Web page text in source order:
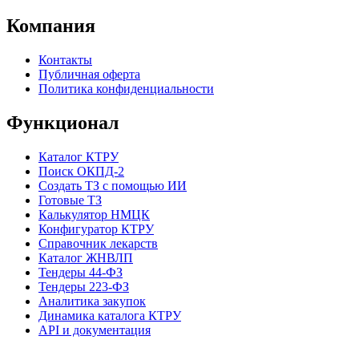
Компания
Контакты
Публичная оферта
Политика конфиденциальности
Функционал
Каталог КТРУ
Поиск ОКПД-2
Создать ТЗ с помощью ИИ
Готовые ТЗ
Калькулятор НМЦК
Конфигуратор КТРУ
Справочник лекарств
Каталог ЖНВЛП
Тендеры 44-ФЗ
Тендеры 223-ФЗ
Аналитика закупок
Динамика каталога КТРУ
API и документация